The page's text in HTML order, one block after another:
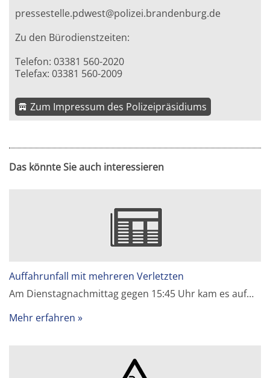
pressestelle.pdwest@polizei.brandenburg.de
Zu den Bürodienstzeiten:
Telefon: 03381 560-2020
Telefax: 03381 560-2009
Zum Impressum des Polizeipräsidiums
Das könnte Sie auch interessieren
Auffahrunfall mit mehreren Verletzten
Am Dienstagnachmittag gegen 15:45 Uhr kam es auf…
Mehr erfahren